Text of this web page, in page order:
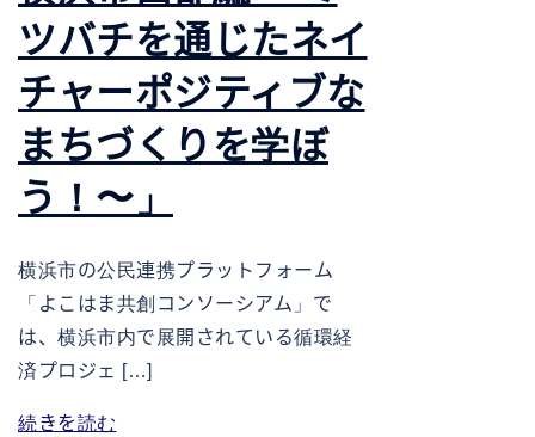
ツバチを通じたネイ
チャーポジティブな
まちづくりを学ぼ
う！〜」
横浜市の公民連携プラットフォーム
「よこはま共創コンソーシアム」で
は、横浜市内で展開されている循環経
済プロジェ […]
続きを読む